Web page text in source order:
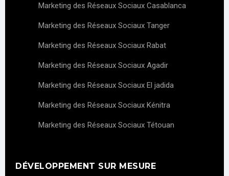
Marketing des Réseaux Sociaux Casablanca
Marketing des Réseaux Sociaux Tanger
Marketing des Réseaux Sociaux Rabat
Marketing des Réseaux Sociaux Agadir
Marketing des Réseaux Sociaux El jadida
Marketing des Réseaux Sociaux Kénitra
Marketing des Réseaux Sociaux Tétouan
DÉVELOPPEMENT SUR MESURE